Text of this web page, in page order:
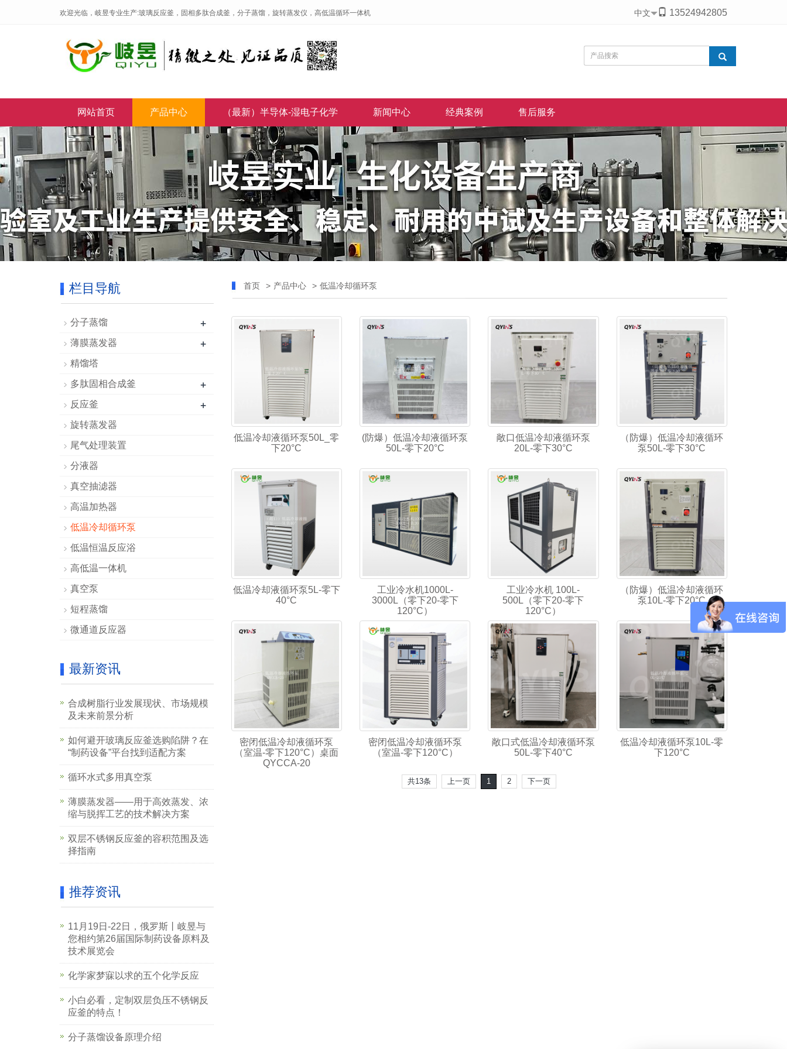
欢迎光临，岐昱专业生产:玻璃反应釜，固相多肽合成釜，分子蒸馏，旋转蒸发仪，高低温循环一体机 中文 13524942805
网站首页 产品中心 （最新）半导体-湿电子化学 新闻中心 经典案例 售后服务
首页 > 产品中心 > 低温冷却循环泵
低温冷却液循环泵50L_零
下20°C
(防爆）低温冷却液循环泵
50L-零下20°C
敞口低温冷却液循环泵
20L-零下30°C
（防爆）低温冷却液循环
泵50L-零下30°C
低温冷却液循环泵5L-零下
40°C
工业冷水机1000L-
3000L（零下20-零下
120°C）
工业冷水机 100L-
500L（零下20-零下
120°C）
（防爆）低温冷却液循环
泵10L-零下20°C
密闭低温冷却液循环泵
（室温-零下120°C）桌面
QYCCA-20
密闭低温冷却液循环泵
（室温-零下120°C）
敞口式低温冷却液循环泵
50L-零下40°C
低温冷却液循环泵10L-零
下120°C
共13条 上一页 1 2 下一页
栏目导航
分子蒸馏 +
薄膜蒸发器 +
精馏塔
多肽固相合成釜 +
反应釜 +
旋转蒸发器
尾气处理装置
分液器
真空抽滤器
高温加热器
低温冷却循环泵
低温恒温反应浴
高低温一体机
真空泵
短程蒸馏
微通道反应器
最新资讯
合成树脂行业发展现状、市场规模
及未来前景分析
如何避开玻璃反应釜选购陷阱？在
“制药设备”平台找到适配方案
循环水式多用真空泵
薄膜蒸发器——用于高效蒸发、浓
缩与脱挥工艺的技术解决方案
双层不锈钢反应釜的容积范围及选
择指南
推荐资讯
11月19日-22日，俄罗斯丨岐昱与
您相约第26届国际制药设备原料及
技术展览会
化学家梦寐以求的五个化学反应
小白必看，定制双层负压不锈钢反
应釜的特点！
分子蒸馏设备原理介绍